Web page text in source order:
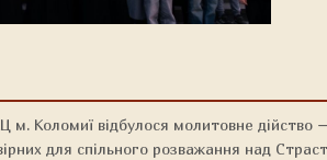
Коломиї відбулося молитовне дійство
для спільного розважання над